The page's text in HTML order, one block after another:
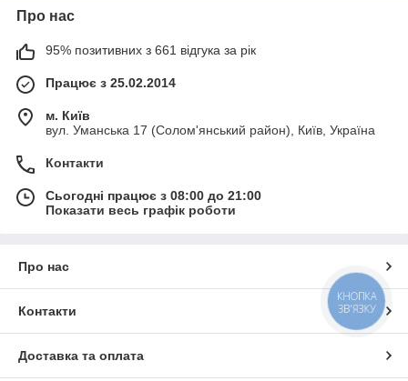
Про нас
95% позитивних з 661 відгука за рік
Працює з 25.02.2014
м. Київ
вул. Уманська 17 (Солом'янський район), Київ, Україна
Контакти
Сьогодні працює з 08:00 до 21:00
Показати весь графік роботи
Про нас
Контакти
Доставка та оплата
КНОПКА
ЗВ'ЯЗКУ